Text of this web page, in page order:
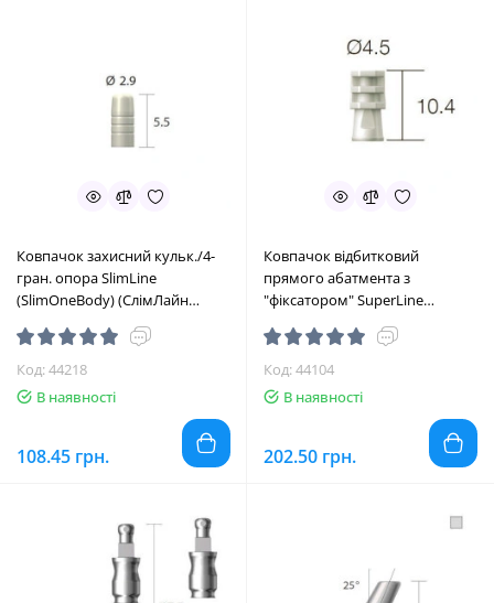
Ковпачок захисний кульк./4-
гран. опора SlimLine
(SlimOneBody) (СлімЛайн
(СлімВанБоді)) № ICC, 1шт
діам.= 2.90 мм; вис.= 5.5 мм
(Dentium/Дентіум)
Код: 44218
В наявності
108.45 грн.
Ковпачок відбитковий
прямого абатмента з
"фіксатором" SuperLine
(СуперЛайн) № CIC45L, 1шт
діам.= 4.50 мм; вис.= 10.4 мм
(Dentium/Дентіум)
Код: 44104
В наявності
202.50 грн.